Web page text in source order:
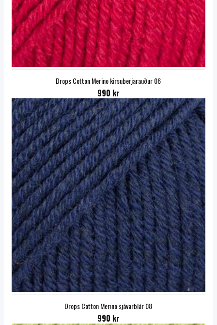
Drops Cotton Merino kirsuberjarauður 06
990 kr
Drops Cotton Merino sjávarblár 08
990 kr